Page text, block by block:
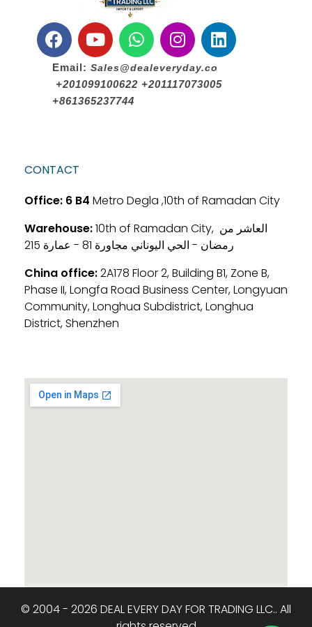
Email: Sales@dealeveryday.co
+201099100622 +201117073005
+861365237744
CONTACT
Office: 6 B4 Metro Degla ,10th of Ramadan City
Warehouse:10th of Ramadan City, العاشر من
رمضان - الحي اليوناني مجاورة 81 - عمارة 215
China office:2A178 Floor 2, Building B1, Zone B,
Phase II, Longfa Road Business Center, Longyuan
Community, Longhua Subdistrict, Longhua
District, Shenzhen
© 2004 - 2026 DEAL EVERY DAY FOR TRADING LLC.. All